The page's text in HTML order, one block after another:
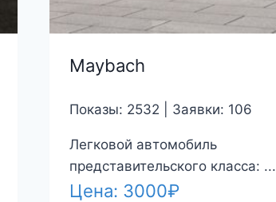
Maybach
Показы: 2532 | Заявки: 106
Легковой автомобиль
представительского класса: ...
Цена: 3000₽